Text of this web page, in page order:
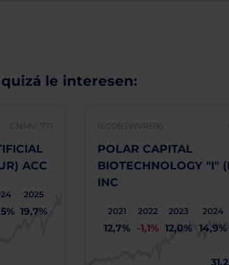
le interesen:
CNMV: 771
ACC
2025
19,7%
IE00B3WVRB16
POLAR CAPITAL
BIOTECHNOLOGY "I"
INC
2021
12,7%
2022
-1,1%
2023
12,0%
2024
14,9%